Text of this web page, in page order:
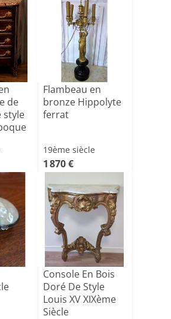
de
style
Flambeau en
bronze Hippolyte
ferrat
19ème siècle
1 870 €
Console En Bois
Doré De Style
Louis XV XIXème
Siècle